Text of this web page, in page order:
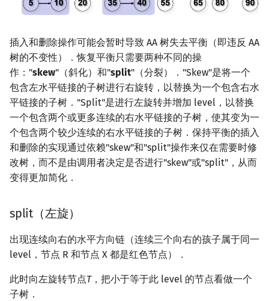
插入和删除操作可能会暂时导致 AA 树失去平衡（即违反 AA
树的不变性）．恢复平衡只需要两种不同的操
作："skew"（斜化）和"split"（分裂）．"Skew"是将一个
包含左水平链接的子树进行右旋转，以替换为一个包含右水
平链接的子树．"Split"是进行左旋转并增加 level，以替换
一个包含两个或更多连续的右水平链接的子树，使其变为一
个包含两个较少连续的右水平链接的子树．保持平衡的插入
和删除的实现通过依赖"skew"和"split"操作来仅在需要时修
改树，而不是由调用者决定是否进行"skew"或"split"，从而
变得更加简化．
split（左旋）
出现连续向右的水平方向链（连续三个向右的孩子属于同一
level，节点 R 和节点 X 都是红色节点）．
此时向左旋转节点T，把小于等于此 level 的节点看做一个
子树．